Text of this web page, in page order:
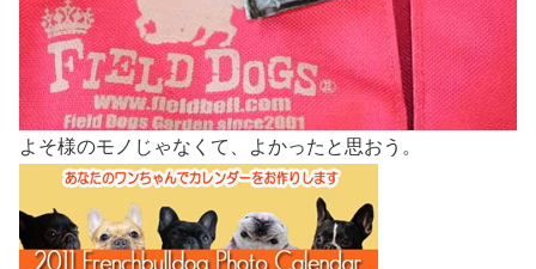
よそ様のモノじゃなくて、よかったと思おう。